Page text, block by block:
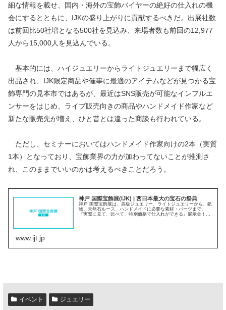
細な情報を載せ、国内・海外の宝飾バイヤーの絶好の仕入れの機
会にするとともに、IJKの盛り上がりに貢献するべきだ。出展社数
は前回比50社増となる500社を見込み、来場者数も前回の12,977
人から15,000人を見込んでいる。
基本的には、ハイジュエリーからライトジュエリーまで幅広く
出品され、IJK限定商品や催事に最適のアイテムなどが見つかる宝
飾専門の見本市ではあるが、最近はSNS販売が可能なインフルエ
ンサーをはじめ、ライブ販売向きの商品やハンドメイド作家など
新たな販売先が増え、ひと昔とは違った商談も行われている。
ただし、セミナーにおいてはハンドメイド作家向けの2本（実質
1本）となっており、宝飾業界の力が加わってないことが推測さ
れ、このままでいいのかは考えるべきことだろう。
神戸 国際宝飾展(IJK) | 西日本最大の宝石の祭典
神戸 国際宝飾展は、高級ジュエリー、ライトジュエリーから、鉱
物、天然石ルース、ハンドメイドに必要な素材・パーツまで、
『実際に見て、比べて、特別価格で仕入れができる』展示会！宝
www.ijt.jp
イベント ジュエリー